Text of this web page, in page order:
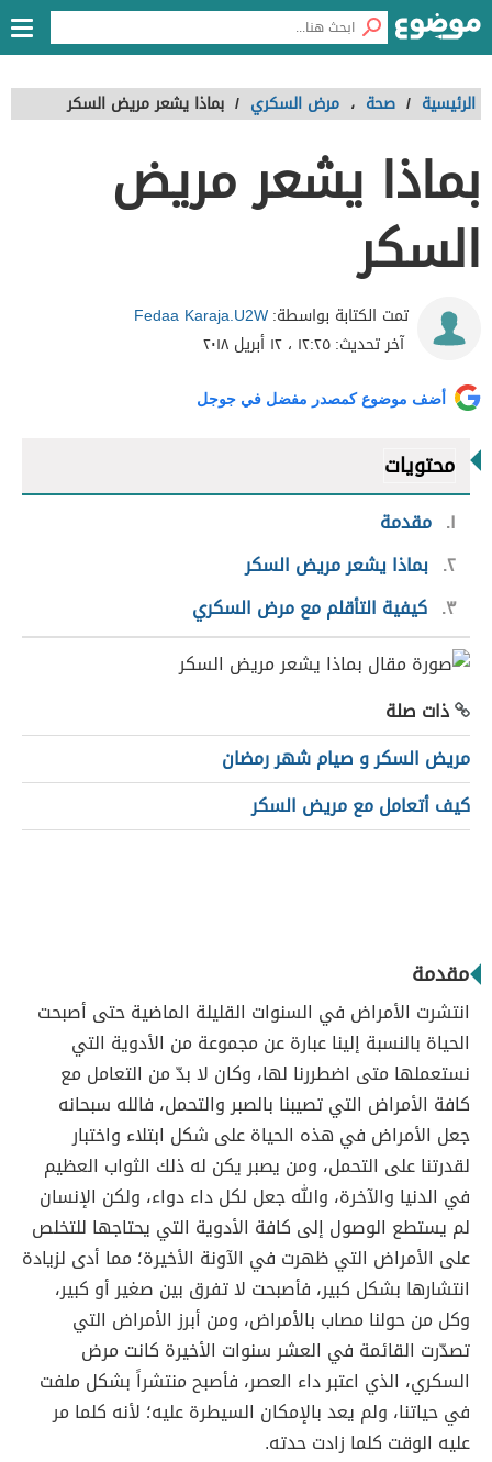
الرئيسية / صحة ، مرض السكري / بماذا يشعر مريض السكر
بماذا يشعر مريض
السكر
تمت الكتابة بواسطة:Fedaa Karaja.U2W
آخر تحديث:١٢:٢٥ ، ١٢ أبريل ٢٠١٨
أضف موضوع كمصدر مفضل في جوجل
محتويات
١ مقدمة
٢ بماذا يشعر مريض السكر
٣ كيفية التأقلم مع مرض السكري
ذات صلة
مريض السكر و صيام شهر رمضان
كيف أتعامل مع مريض السكر
مقدمة
انتشرت الأمراض في السنوات القليلة الماضية حتى أصبحت
الحياة بالنسبة إلينا عبارة عن مجموعة من الأدوية التي
نستعملها متى اضطررنا لها، وكان لا بدّ من التعامل مع
كافة الأمراض التي تصيبنا بالصبر والتحمل، فالله سبحانه
جعل الأمراض في هذه الحياة على شكل ابتلاء واختبار
لقدرتنا على التحمل، ومن يصبر يكن له ذلك الثواب العظيم
في الدنيا والآخرة، والله جعل لكل داء دواء، ولكن الإنسان
لم يستطع الوصول إلى كافة الأدوية التي يحتاجها للتخلص
على الأمراض التي ظهرت في الآونة الأخيرة؛ مما أدى لزيادة
انتشارها بشكل كبير، فأصبحت لا تفرق بين صغير أو كبير،
وكل من حولنا مصاب بالأمراض، ومن أبرز الأمراض التي
تصدّرت القائمة في العشر سنوات الأخيرة كانت مرض
السكري، الذي اعتبر داء العصر، فأصبح منتشراً بشكل ملفت
في حياتنا، ولم يعد بالإمكان السيطرة عليه؛ لأنه كلما مر
عليه الوقت كلما زادت حدته.